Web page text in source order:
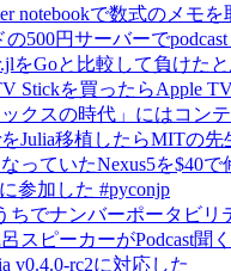
notebookで数式のメモを
500円サーバーで
をGoと比較して負けた
Stickを買ったらApple
ックスの時代」にはコン
をJulia移植したらMITの
っていたNexus5を$40で
参加した #pyconjp
ちでナンバーポータビリ
スピーカーがPodcast聞
v0.4.0-rc2に対応した